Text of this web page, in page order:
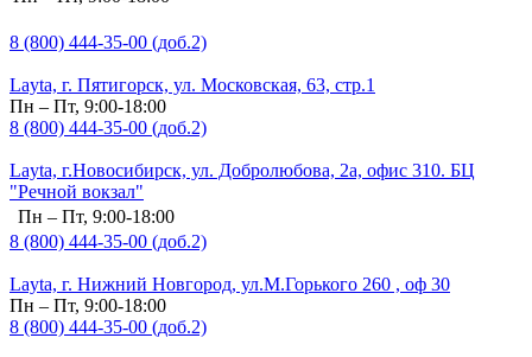
8 (800) 444-35-00 (доб.2)
Layta, г. Пятигорск, ул. Московская, 63, стр.1
Пн – Пт, 9:00-18:00
8 (800) 444-35-00 (доб.2)
Layta, г.Новосибирск, ул. Добролюбова, 2а, офис 310. БЦ
"Речной вокзал"
Пн – Пт, 9:00-18:00
8 (800) 444-35-00 (доб.2)
Layta, г. Нижний Новгород, ул.М.Горького 260 , оф 30
Пн – Пт, 9:00-18:00
8 (800) 444-35-00 (доб.2)